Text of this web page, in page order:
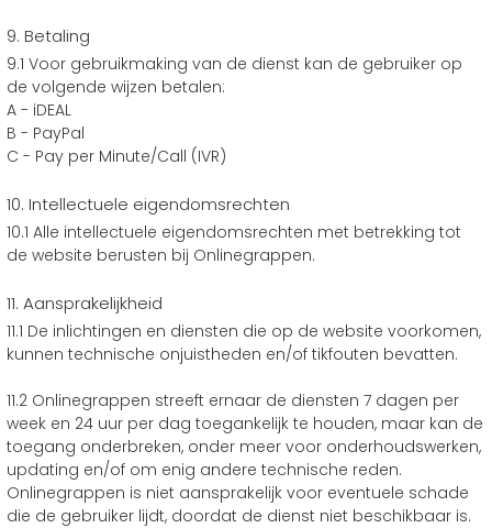
9. Betaling
9.1 Voor gebruikmaking van de dienst kan de gebruiker op
de volgende wijzen betalen:
A - iDEAL
B - PayPal
C - Pay per Minute/Call (IVR)
10. Intellectuele eigendomsrechten
10.1 Alle intellectuele eigendomsrechten met betrekking tot
de website berusten bij Onlinegrappen.
11. Aansprakelijkheid
11.1 De inlichtingen en diensten die op de website voorkomen,
kunnen technische onjuistheden en/of tikfouten bevatten.
11.2 Onlinegrappen streeft ernaar de diensten 7 dagen per
week en 24 uur per dag toegankelijk te houden, maar kan de
toegang onderbreken, onder meer voor onderhoudswerken,
updating en/of om enig andere technische reden.
Onlinegrappen is niet aansprakelijk voor eventuele schade
die de gebruiker lijdt, doordat de dienst niet beschikbaar is.